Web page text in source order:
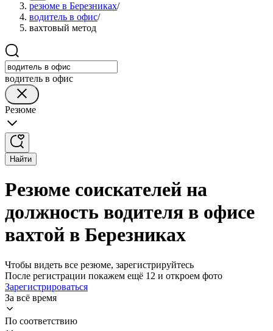
резюме в Березниках/
водитель в офис/
вахтовый метод
водитель в офис
Резюме
Найти
Резюме соискателей на
должность водителя в офисе
вахтой в Березниках
Чтобы видеть все резюме, зарегистрируйтесь
После регистрации покажем ещё 12 и откроем фото
Зарегистрироваться
За всё время
По соответствию